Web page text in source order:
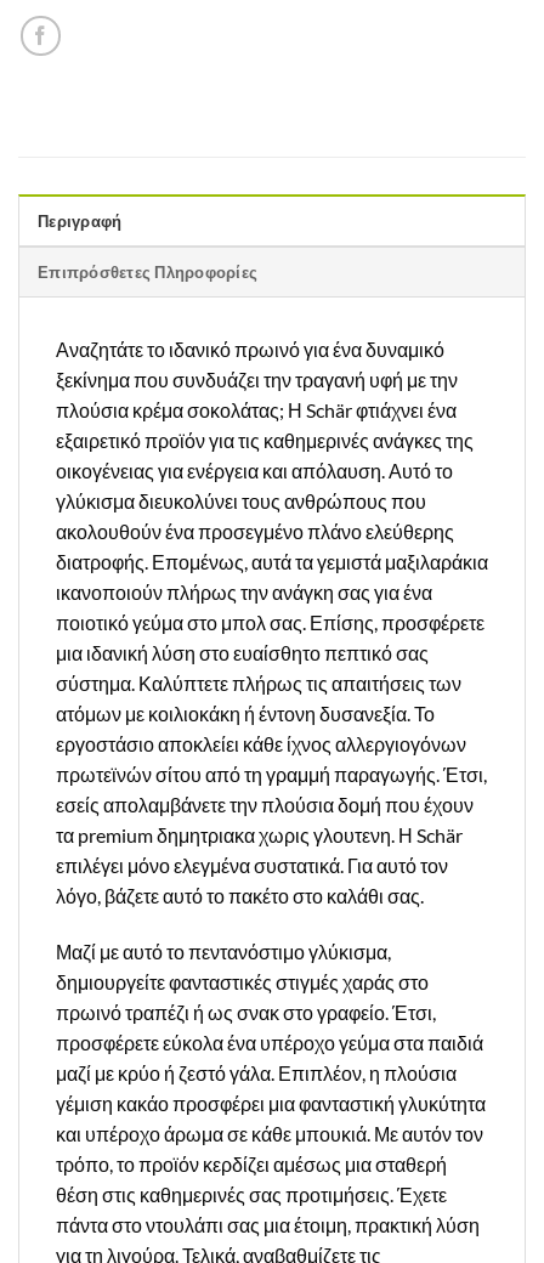
Περιγραφή
Επιπρόσθετες Πληροφορίες
Αναζητάτε το ιδανικό πρωινό για ένα δυναμικό
ξεκίνημα που συνδυάζει την τραγανή υφή με την
πλούσια κρέμα σοκολάτας; Η Schär φτιάχνει ένα
εξαιρετικό προϊόν για τις καθημερινές ανάγκες της
οικογένειας για ενέργεια και απόλαυση. Αυτό το
γλύκισμα διευκολύνει τους ανθρώπους που
ακολουθούν ένα προσεγμένο πλάνο ελεύθερης
διατροφής. Επομένως, αυτά τα γεμιστά μαξιλαράκια
ικανοποιούν πλήρως την ανάγκη σας για ένα
ποιοτικό γεύμα στο μπολ σας. Επίσης, προσφέρετε
μια ιδανική λύση στο ευαίσθητο πεπτικό σας
σύστημα. Καλύπτετε πλήρως τις απαιτήσεις των
ατόμων με κοιλιοκάκη ή έντονη δυσανεξία. Το
εργοστάσιο αποκλείει κάθε ίχνος αλλεργιογόνων
πρωτεϊνών σίτου από τη γραμμή παραγωγής. Έτσι,
εσείς απολαμβάνετε την πλούσια δομή που έχουν
τα premium δημητριακα χωρις γλουτενη. Η Schär
επιλέγει μόνο ελεγμένα συστατικά. Για αυτό τον
λόγο, βάζετε αυτό το πακέτο στο καλάθι σας.
Μαζί με αυτό το πεντανόστιμο γλύκισμα,
δημιουργείτε φανταστικές στιγμές χαράς στο
πρωινό τραπέζι ή ως σνακ στο γραφείο. Έτσι,
προσφέρετε εύκολα ένα υπέροχο γεύμα στα παιδιά
μαζί με κρύο ή ζεστό γάλα. Επιπλέον, η πλούσια
γέμιση κακάο προσφέρει μια φανταστική γλυκύτητα
και υπέροχο άρωμα σε κάθε μπουκιά. Με αυτόν τον
τρόπο, το προϊόν κερδίζει αμέσως μια σταθερή
θέση στις καθημερινές σας προτιμήσεις. Έχετε
πάντα στο ντουλάπι σας μια έτοιμη, πρακτική λύση
για τη λιγούρα. Τελικά, αναβαθμίζετε τις